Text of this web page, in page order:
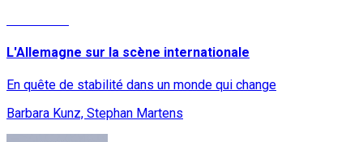
L'Allemagne sur la scène internationale
En quête de stabilité dans un monde qui change
Barbara Kunz, Stephan Martens